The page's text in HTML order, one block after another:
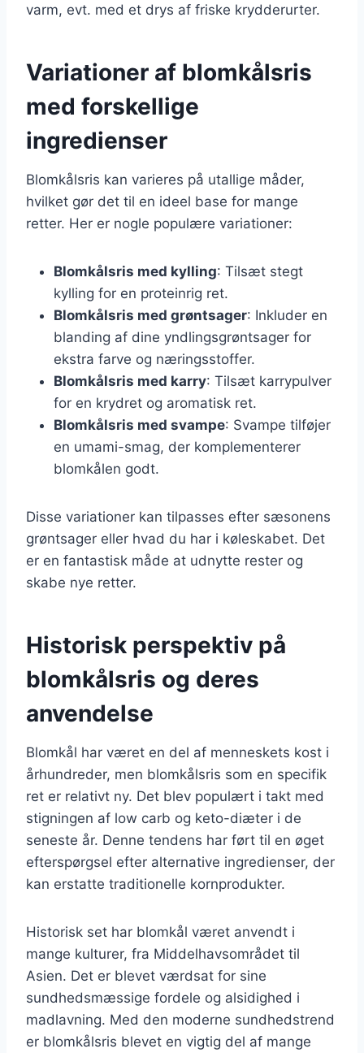
varm, evt. med et drys af friske krydderurter.
Variationer af blomkålsris
med forskellige
ingredienser
Blomkålsris kan varieres på utallige måder,
hvilket gør det til en ideel base for mange
retter. Her er nogle populære variationer:
Blomkålsris med kylling: Tilsæt stegt
kylling for en proteinrig ret.
Blomkålsris med grøntsager: Inkluder en
blanding af dine yndlingsgrøntsager for
ekstra farve og næringsstoffer.
Blomkålsris med karry: Tilsæt karrypulver
for en krydret og aromatisk ret.
Blomkålsris med svampe: Svampe tilføjer
en umami-smag, der komplementerer
blomkålen godt.
Disse variationer kan tilpasses efter sæsonens
grøntsager eller hvad du har i køleskabet. Det
er en fantastisk måde at udnytte rester og
skabe nye retter.
Historisk perspektiv på
blomkålsris og deres
anvendelse
Blomkål har været en del af menneskets kost i
århundreder, men blomkålsris som en specifik
ret er relativt ny. Det blev populært i takt med
stigningen af low carb og keto-diæter i de
seneste år. Denne tendens har ført til en øget
efterspørgsel efter alternative ingredienser, der
kan erstatte traditionelle kornprodukter.
Historisk set har blomkål været anvendt i
mange kulturer, fra Middelhavsområdet til
Asien. Det er blevet værdsat for sine
sundhedsmæssige fordele og alsidighed i
madlavning. Med den moderne sundhedstrend
er blomkålsris blevet en vigtig del af mange